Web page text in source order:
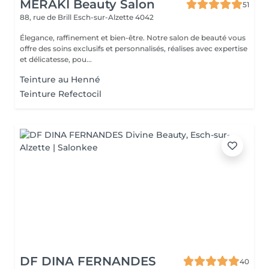
MERAKI Beauty Salon
51
88, rue de Brill Esch-sur-Alzette 4042
Élegance, raffinement et bien-être. Notre salon de beauté vous
offre des soins exclusifs et personnalisés, réalises avec expertise
et délicatesse, pou...
Teinture au Henné
Teinture Refectocil
DF DINA FERNANDES
40